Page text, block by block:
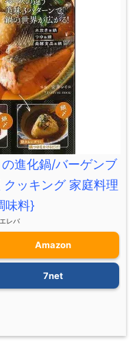
進化鍋/バーゲンブ
ッキング 家庭料理
味料}
レバ
Amazon
7net